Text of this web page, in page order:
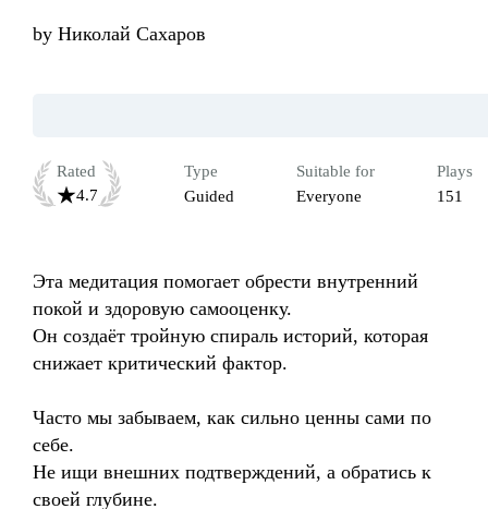
by Николай Сахаров
Rated
4.7
Type
Guided
Suitable for
Everyone
Plays
151
Эта медитация помогает обрести внутренний
покой и здоровую самооценку.
Он создаёт тройную спираль историй, которая
снижает критический фактор.
Часто мы забываем, как сильно ценны сами по
себе.
Не ищи внешних подтверждений, а обратись к
своей глубине.